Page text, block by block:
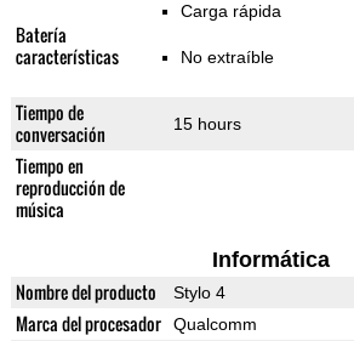
Batería
características
Carga rápida
No extraíble
Tiempo de
conversación
15 hours
Tiempo en
reproducción de
música
Informática
Nombre del producto Stylo 4
Marca del procesador Qualcomm